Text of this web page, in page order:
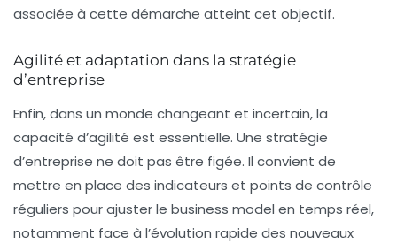
associée à cette démarche atteint cet objectif.
Agilité et adaptation dans la stratégie
d’entreprise
Enfin, dans un monde changeant et incertain, la
capacité d’agilité est essentielle. Une stratégie
d’entreprise ne doit pas être figée. Il convient de
mettre en place des indicateurs et points de contrôle
réguliers pour ajuster le business model en temps réel,
notamment face à l’évolution rapide des nouveaux